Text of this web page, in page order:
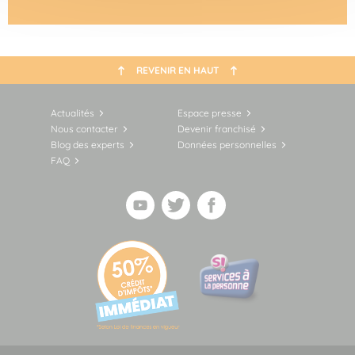
REVENIR EN HAUT
Actualités
Espace presse
Nous contacter
Devenir franchisé
Blog des experts
Données personnelles
FAQ